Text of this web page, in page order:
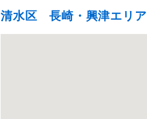
清水区 長崎・興津エリア